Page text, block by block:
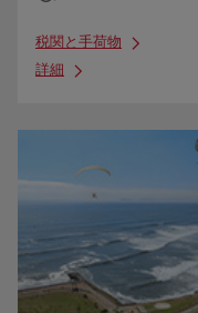
税関と手荷物
詳細